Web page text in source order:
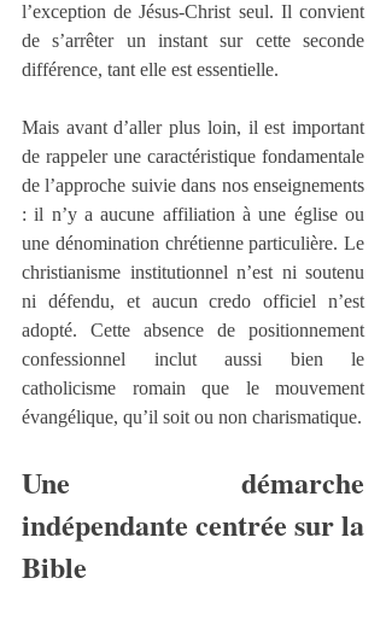
l’exception de Jésus-Christ seul. Il convient
de s’arrêter un instant sur cette seconde
différence, tant elle est essentielle.
Mais avant d’aller plus loin, il est important
de rappeler une caractéristique fondamentale
de l’approche suivie dans nos enseignements
: il n’y a aucune affiliation à une église ou
une dénomination chrétienne particulière. Le
christianisme institutionnel n’est ni soutenu
ni défendu, et aucun credo officiel n’est
adopté. Cette absence de positionnement
confessionnel inclut aussi bien le
catholicisme romain que le mouvement
évangélique, qu’il soit ou non charismatique.
Une démarche
indépendante centrée sur la
Bible